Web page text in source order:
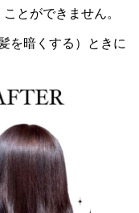
とができません。
を暗くする）ときに